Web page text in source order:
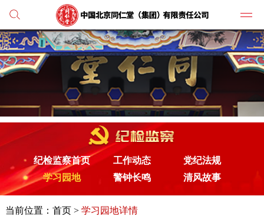
党建
纪检监察首页 工作动态
党纪法规
学习园地
警钟长鸣 清风故事
当前位置：首页 > 学习园地详情